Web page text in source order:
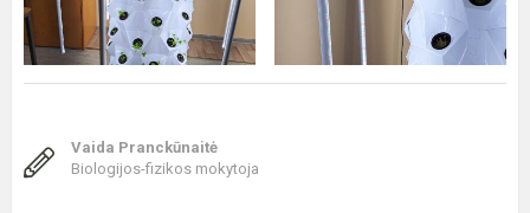
Vaida Pranckūnaitė
Biologijos-fizikos mokytoja